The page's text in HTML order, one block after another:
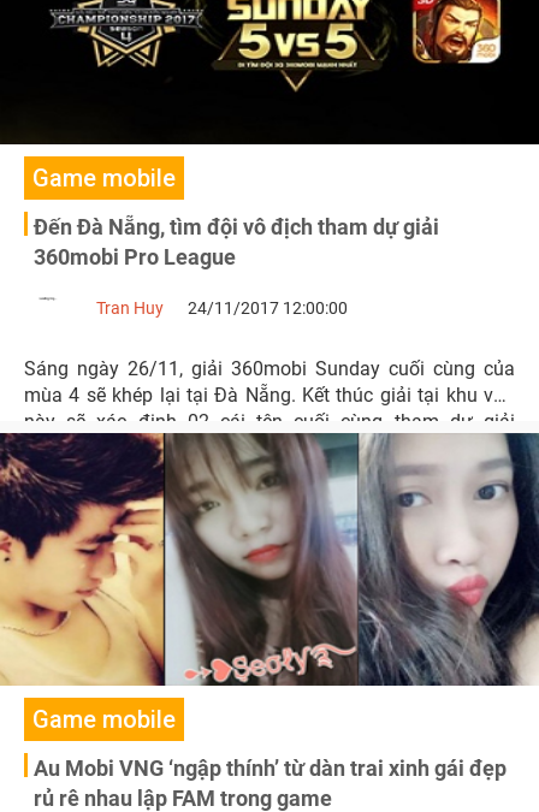
Game mobile
Đến Đà Nẵng, tìm đội vô địch tham dự giải
360mobi Pro League
Tran Huy 24/11/2017 12:00:00
Sáng ngày 26/11, giải 360mobi Sunday cuối cùng của
mùa 4 sẽ khép lại tại Đà Nẵng. Kết thúc giải tại khu vực
này sẽ xác định 02 cái tên cuối cùng tham dự giải
360mobi Pro League mùa 4.
Game mobile
Au Mobi VNG ‘ngập thính’ từ dàn trai xinh gái đẹp
rủ rê nhau lập FAM trong game